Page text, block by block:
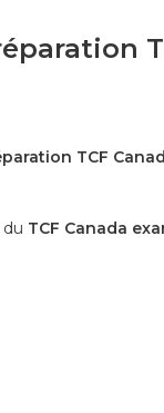
TCF
TCF Canada